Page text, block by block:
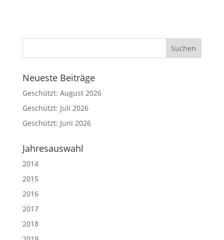
Neueste Beiträge
Geschützt: August 2026
Geschützt: Juli 2026
Geschützt: Juni 2026
Jahresauswahl
2014
2015
2016
2017
2018